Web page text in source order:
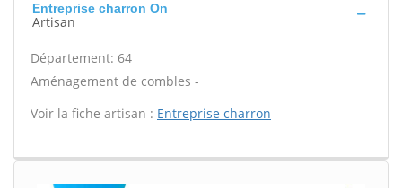
Entreprise charron On
Artisan
Département: 64
Aménagement de combles -
Voir la fiche artisan : Entreprise charron